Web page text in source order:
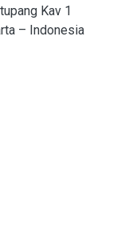
Kav 1
– Indonesia